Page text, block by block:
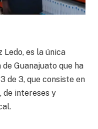
Ledo, es la única
Guanajuato que ha
de 3, que consiste en
de intereses y